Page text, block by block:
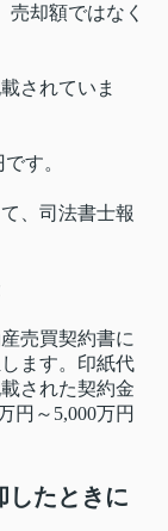
売却額ではなく
されていま
です。
、司法書士報
売買契約書に
ます。印紙代
された契約金
円～5,000万円
したときに